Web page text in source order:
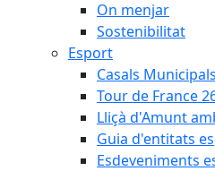
On menjar
Sostenibilitat
Esport
Casals
Tour de France
Lliçà d'Amunt
Guia d'entitats
Esdeveniments